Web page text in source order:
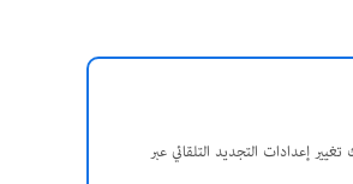
إعدادات التجديد التلقائي عبر